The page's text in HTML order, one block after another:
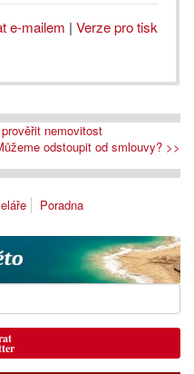
e-mailem | Verze pro tisk
nemovitost
odstoupit od smlouvy? >>
Poradna